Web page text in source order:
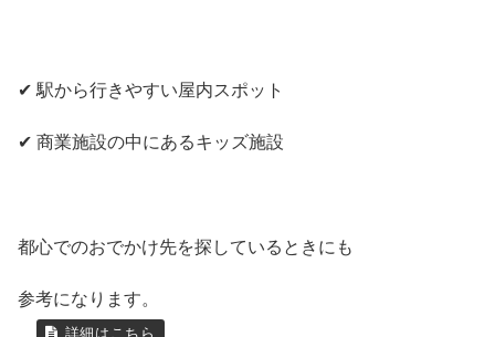
✔ 駅から行きやすい屋内スポット
✔ 商業施設の中にあるキッズ施設
都心でのおでかけ先を探しているときにも
参考になります。